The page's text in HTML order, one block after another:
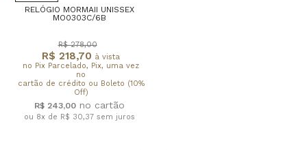
RELÓGIO MORMAII UNISSEX
MO0303C/6B
R$ 218,70 à vista
no Pix Parcelado, Pix, uma vez
no
cartão de crédito ou Boleto (10%
Off)
R$ 278,00
R$ 243,00
ou 8x de R$ 30,37 sem juros